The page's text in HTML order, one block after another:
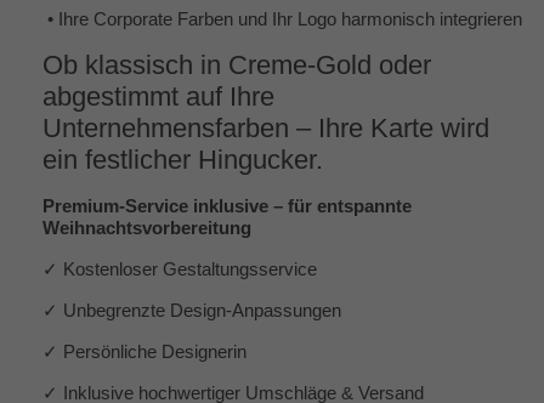
• Ihre Corporate Farben und Ihr Logo harmonisch integrieren
Ob klassisch in Creme-Gold oder
abgestimmt auf Ihre
Unternehmensfarben – Ihre Karte wird
ein festlicher Hingucker.
Premium-Service inklusive – für entspannte
Weihnachtsvorbereitung
✓ Kostenloser Gestaltungsservice
✓ Unbegrenzte Design-Anpassungen
✓ Persönliche Designerin
✓ Inklusive hochwertiger Umschläge & Versand